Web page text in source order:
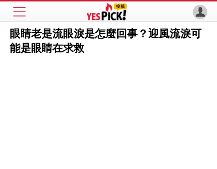
眼睛老是流眼淚是怎麼回事？迎風流淚可
能是眼睛在求救